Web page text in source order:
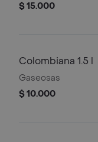
$ 15.000
Colombiana 1.5 l
Gaseosas
$ 10.000